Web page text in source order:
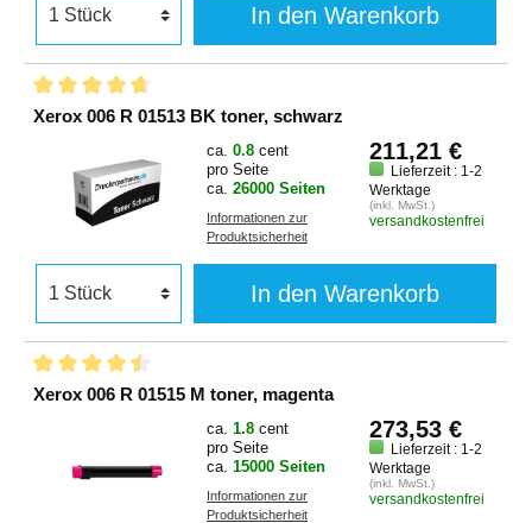
In den Warenkorb
Xerox 006 R 01513 BK toner, schwarz
ca. 0.8 cent
pro Seite
ca. 26000 Seiten
Informationen zur
Produktsicherheit
211,21 €
Lieferzeit : 1-2
Werktage
(inkl. MwSt.)
versandkostenfrei
In den Warenkorb
Xerox 006 R 01515 M toner, magenta
ca. 1.8 cent
pro Seite
ca. 15000 Seiten
Informationen zur
Produktsicherheit
273,53 €
Lieferzeit : 1-2
Werktage
(inkl. MwSt.)
versandkostenfrei